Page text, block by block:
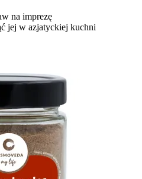
na imprezę
jej w azjatyckiej kuchni